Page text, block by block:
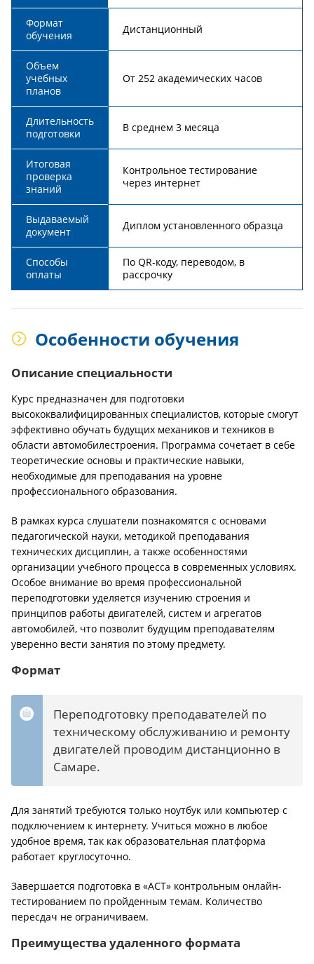
Формат
обучения
Дистанционный
Объем
учебных
планов
От 252 академических часов
Длительность
подготовки
В среднем 3 месяца
Итоговая
проверка
знаний
Контрольное тестирование
через интернет
Выдаваемый
документ
Диплом установленного образца
Способы
оплаты
По QR-коду, переводом, в
рассрочку
Особенности обучения
Описание специальности
Курс предназначен для подготовки
высококвалифицированных специалистов, которые смогут
эффективно обучать будущих механиков и техников в
области автомобилестроения. Программа сочетает в себе
теоретические основы и практические навыки,
необходимые для преподавания на уровне
профессионального образования.
В рамках курса слушатели познакомятся с основами
педагогической науки, методикой преподавания
технических дисциплин, а также особенностями
организации учебного процесса в современных условиях.
Особое внимание во время профессиональной
переподготовки уделяется изучению строения и
принципов работы двигателей, систем и агрегатов
автомобилей, что позволит будущим преподавателям
уверенно вести занятия по этому предмету.
Формат
Переподготовку преподавателей по
техническому обслуживанию и ремонту
двигателей проводим дистанционно в
Самаре.
Для занятий требуются только ноутбук или компьютер с
подключением к интернету. Учиться можно в любое
удобное время, так как образовательная платформа
работает круглосуточно.
Завершается подготовка в «АСТ» контрольным онлайн-
тестированием по пройденным темам. Количество
пересдач не ограничиваем.
Преимущества удаленного формата